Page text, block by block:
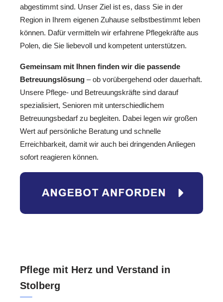
abgestimmt sind. Unser Ziel ist es, dass Sie in der
Region in Ihrem eigenen Zuhause selbstbestimmt leben
können. Dafür vermitteln wir erfahrene Pflegekräfte aus
Polen, die Sie liebevoll und kompetent unterstützen.
Gemeinsam mit Ihnen finden wir die passende
Betreuungslösung – ob vorübergehend oder dauerhaft.
Unsere Pflege- und Betreuungskräfte sind darauf
spezialisiert, Senioren mit unterschiedlichem
Betreuungsbedarf zu begleiten. Dabei legen wir großen
Wert auf persönliche Beratung und schnelle
Erreichbarkeit, damit wir auch bei dringenden Anliegen
sofort reagieren können.
Pflege mit Herz und Verstand in
Stolberg